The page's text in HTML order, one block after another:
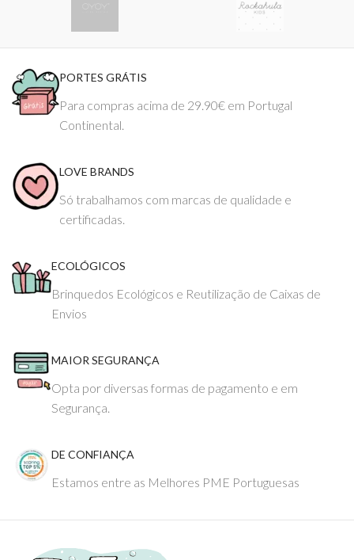
PORTES GRÁTIS
Para compras acima de 29.90€ em Portugal
Continental.
LOVE BRANDS
Só trabalhamos com marcas de qualidade e
certificadas.
ECOLÓGICOS
Brinquedos Ecológicos e Reutilização de Caixas de
Envios
MAIOR SEGURANÇA
Opta por diversas formas de pagamento e em
Segurança.
DE CONFIANÇA
Estamos entre as Melhores PME Portuguesas